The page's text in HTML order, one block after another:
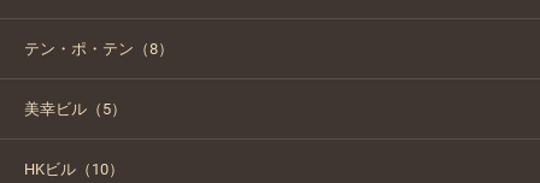
テン・ポ・テン（8）
美幸ビル（5）
HKビル（10）